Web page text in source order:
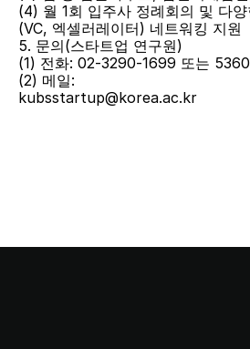
(4) 월 1회 입주사 정례회의 및 다
(VC, 엑셀러레이터) 네트워킹 지원
5. 문의(스타트업 연구원)
(1) 전화: 02-3290-1699 또는 5360
(2) 메일:
kubsstartup@korea.ac.kr